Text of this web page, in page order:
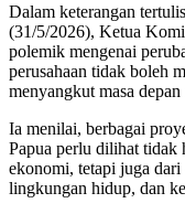
Dalam keterangan
(31/5/2026), Ketua
polemik mengenai
perusahaan tidak boleh
menyangkut masa
Ia menilai, berbagai
Papua perlu dilihat tidak
ekonomi, tetapi juga dari
lingkungan hidup, dan